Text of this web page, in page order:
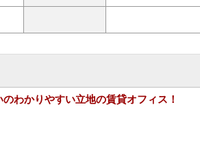
わかりやすい立地の賃貸オフィス！